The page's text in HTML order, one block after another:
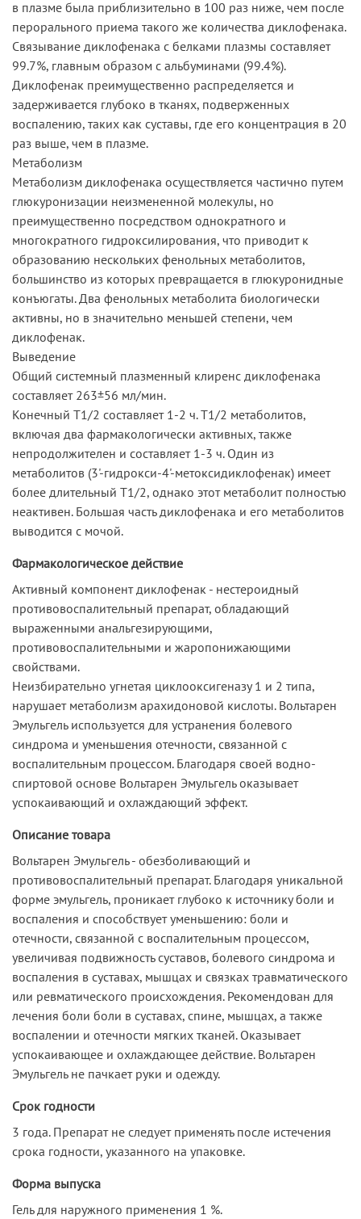
в плазме была приблизительно в 100 раз ниже, чем после
перорального приема такого же количества диклофенака.
Связывание диклофенака с белками плазмы составляет
99.7%, главным образом с альбуминами (99.4%).
Диклофенак преимущественно распределяется и
задерживается глубоко в тканях, подверженных
воспалению, таких как суставы, где его концентрация в 20
раз выше, чем в плазме.
Метаболизм
Метаболизм диклофенака осуществляется частично путем
глюкуронизации неизмененной молекулы, но
преимущественно посредством однократного и
многократного гидроксилирования, что приводит к
образованию нескольких фенольных метаболитов,
большинство из которых превращается в глюкуронидные
конъюгаты. Два фенольных метаболита биологически
активны, но в значительно меньшей степени, чем
диклофенак.
Выведение
Общий системный плазменный клиренс диклофенака
составляет 263±56 мл/мин.
Конечный T1/2 составляет 1-2 ч. T1/2 метаболитов,
включая два фармакологически активных, также
непродолжителен и составляет 1-3 ч. Один из
метаболитов (3'-гидрокси-4'-метоксидиклофенак) имеет
более длительный T1/2, однако этот метаболит полностью
неактивен. Большая часть диклофенака и его метаболитов
выводится с мочой.
Фармакологическое действие
Активный компонент диклофенак - нестероидный
противовоспалительный препарат, обладающий
выраженными анальгезирующими,
противовоспалительными и жаропонижающими
свойствами.
Неизбирательно угнетая циклооксигеназу 1 и 2 типа,
нарушает метаболизм арахидоновой кислоты. Вольтарен
Эмульгель используется для устранения болевого
синдрома и уменьшения отечности, связанной с
воспалительным процессом. Благодаря своей водно-
спиртовой основе Вольтарен Эмульгель оказывает
успокаивающий и охлаждающий эффект.
Описание товара
Вольтарен Эмульгель - обезболивающий и
противовоспалительный препарат. Благодаря уникальной
форме эмульгель, проникает глубоко к источнику боли и
воспаления и способствует уменьшению: боли и
отечности, связанной с воспалительным процессом,
увеличивая подвижность суставов, болевого синдрома и
воспаления в суставах, мышцах и связках травматического
или ревматического происхождения. Рекомендован для
лечения боли боли в суставах, спине, мышцах, а также
воспалении и отечности мягких тканей. Оказывает
успокаивающее и охлаждающее действие. Вольтарен
Эмульгель не пачкает руки и одежду.
Срок годности
3 года. Препарат не следует применять после истечения
срока годности, указанного на упаковке.
Форма выпуска
Гель для наружного применения 1 %.